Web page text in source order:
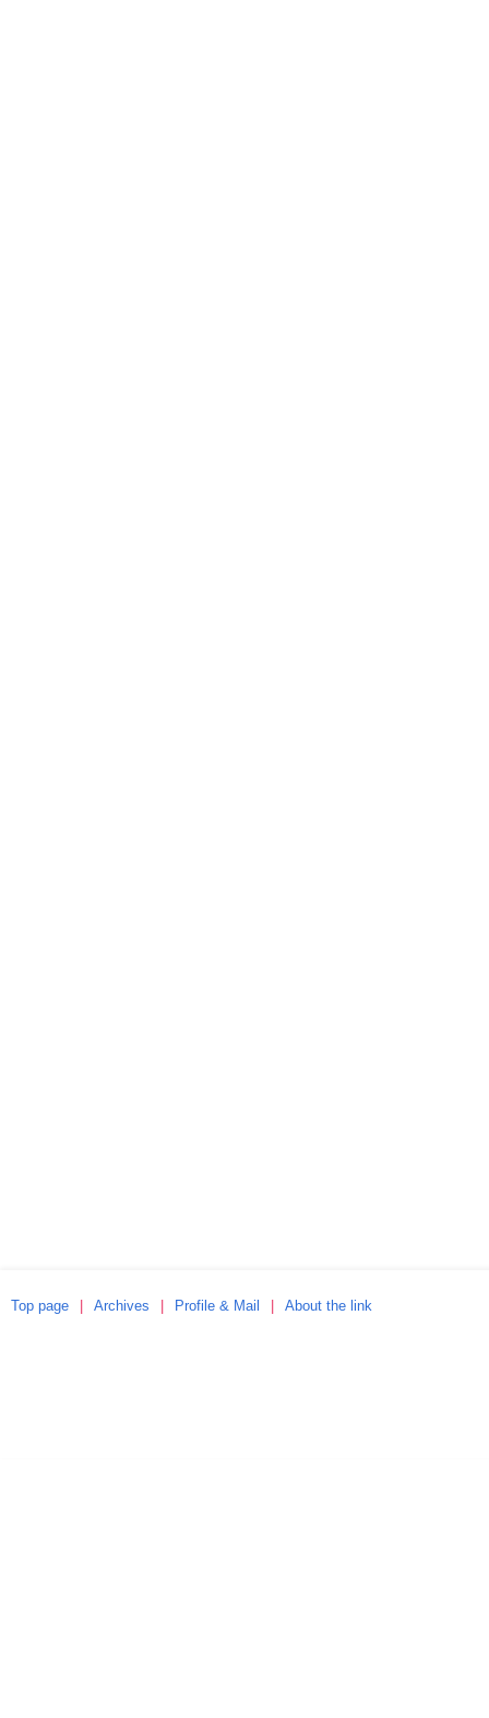
Top page Archives Profile & Mail About the link